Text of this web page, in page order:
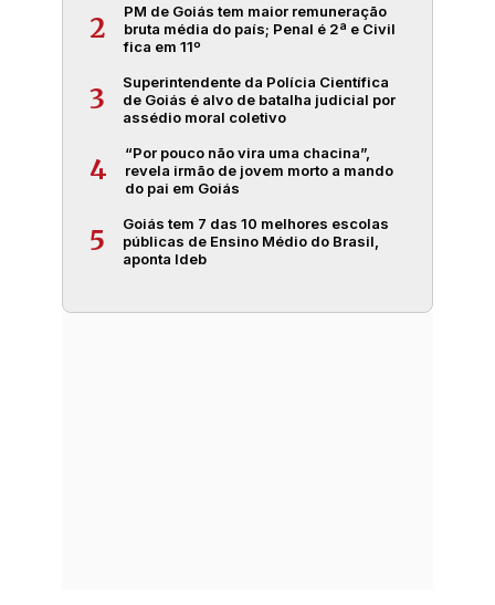
2
PM de Goiás tem maior remuneração
bruta média do país; Penal é 2ª e Civil
fica em 11º
3
Superintendente da Polícia Científica
de Goiás é alvo de batalha judicial por
assédio moral coletivo
4
“Por pouco não vira uma chacina”,
revela irmão de jovem morto a mando
do pai em Goiás
5
Goiás tem 7 das 10 melhores escolas
públicas de Ensino Médio do Brasil,
aponta Ideb